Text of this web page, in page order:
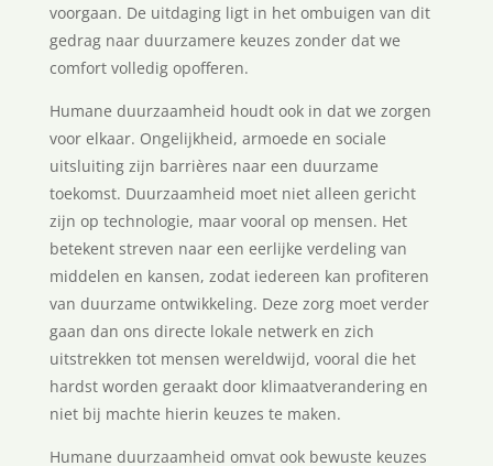
voorgaan. De uitdaging ligt in het ombuigen van dit
gedrag naar duurzamere keuzes zonder dat we
comfort volledig opofferen.
Humane duurzaamheid houdt ook in dat we zorgen
voor elkaar. Ongelijkheid, armoede en sociale
uitsluiting zijn barrières naar een duurzame
toekomst. Duurzaamheid moet niet alleen gericht
zijn op technologie, maar vooral op mensen. Het
betekent streven naar een eerlijke verdeling van
middelen en kansen, zodat iedereen kan profiteren
van duurzame ontwikkeling. Deze zorg moet verder
gaan dan ons directe lokale netwerk en zich
uitstrekken tot mensen wereldwijd, vooral die het
hardst worden geraakt door klimaatverandering en
niet bij machte hierin keuzes te maken.
Humane duurzaamheid omvat ook bewuste keuzes